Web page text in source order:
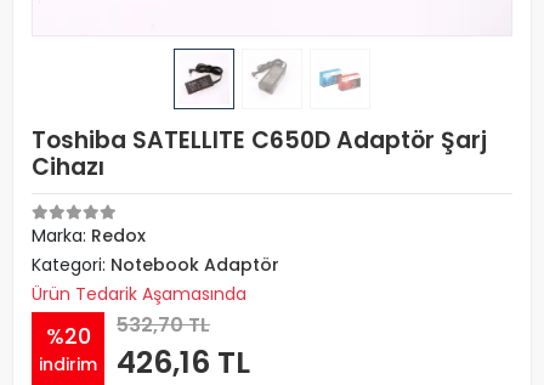
Toshiba SATELLITE C650D Adaptör Şarj
Cihazı
Marka: Redox
Kategori: Notebook Adaptör
Ürün Tedarik Aşamasında
%20
indirim
532,70 TL
426,16 TL